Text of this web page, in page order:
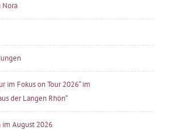
Nora
im Fokus on Tour 2026“ im
der Langen Rhön“
im August 2026